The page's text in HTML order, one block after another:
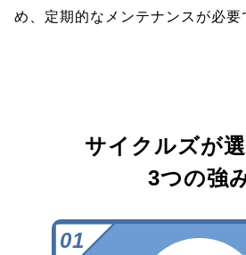
め、定期的なメンテナンスが必要
サイクルズが
3つの強